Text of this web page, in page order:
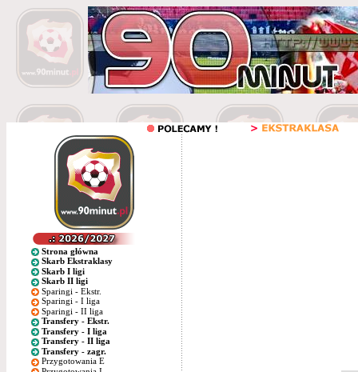
Strona główna
Skarb Ekstraklasy
Skarb I ligi
Skarb II ligi
Sparingi - Ekstr.
Sparingi - I liga
Sparingi - II liga
Transfery - Ekstr.
Transfery - I liga
Transfery - II liga
Transfery - zagr.
Przygotowania E